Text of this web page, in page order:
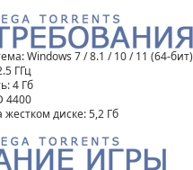
Windows 7 / 8.1 / 10 / 11 (64-бит)
ГГц
4 Гб
4400
диске: 5,2 Гб